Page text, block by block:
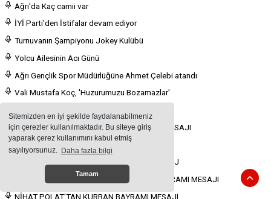
Sitemizden en iyi şekilde faydalanabilmeniz
için çerezler kullanılmaktadır. Bu siteye giriş
yaparak çerez kullanımını kabul etmiş
sayılıyorsunuz. Daha fazla bilgi
Tamam
Ağrı'da Kaç camii var
İYİ Parti'den İstifalar devam ediyor
Turnuvanın Şampiyonu Jokey Kulübü
Yolcu Ailesinin Acı Günü
Ağrı Gençlik Spor Müdürlüğüne Ahmet Çelebi atandı
Vali Mustafa Koç, 'Huzurumuzu Bozamazlar'
SAİM ALPASLAN'DAN KURBAN BAYRAMI MESAJI
CEMAL CAN'DAN KURBAN BAYRAMI MESAJI
FEVZİ MAĞAL'DAN KURBAN BAYRAMI MESAJ
MEHMET NURİ SAMANCI'DAN KURBAN BAYRAMI MESAJI
NİHAT POLAT'TAN KURBAN BAYRAMI MESAJI